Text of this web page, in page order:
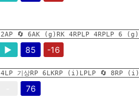
2AP 🔄️ 6AK (g)RK 4RPLP 4RPLP 6
▶ 85 -16
4LP 기상RP 6LKRP (i)LPLP 🔄️ 8RP
76